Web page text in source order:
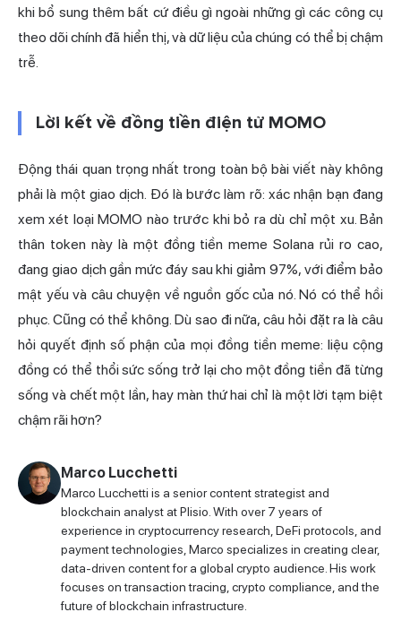
khi bổ sung thêm bất cứ điều gì ngoài những gì các công cụ
theo dõi chính đã hiển thị, và dữ liệu của chúng có thể bị chậm
trễ.
Lời kết về đồng tiền điện tử MOMO
Động thái quan trọng nhất trong toàn bộ bài viết này không
phải là một giao dịch. Đó là bước làm rõ: xác nhận bạn đang
xem xét loại MOMO nào trước khi bỏ ra dù chỉ một xu. Bản
thân token này là một đồng tiền meme Solana rủi ro cao,
đang giao dịch gần mức đáy sau khi giảm 97%, với điểm bảo
mật yếu và câu chuyện về nguồn gốc của nó. Nó có thể hồi
phục. Cũng có thể không. Dù sao đi nữa, câu hỏi đặt ra là câu
hỏi quyết định số phận của mọi đồng tiền meme: liệu cộng
đồng có thể thổi sức sống trở lại cho một đồng tiền đã từng
sống và chết một lần, hay màn thứ hai chỉ là một lời tạm biệt
chậm rãi hơn?
Marco Lucchetti
Marco Lucchetti is a senior content strategist and
blockchain analyst at Plisio. With over 7 years of
experience in cryptocurrency research, DeFi protocols, and
payment technologies, Marco specializes in creating clear,
data-driven content for a global crypto audience. His work
focuses on transaction tracing, crypto compliance, and the
future of blockchain infrastructure.